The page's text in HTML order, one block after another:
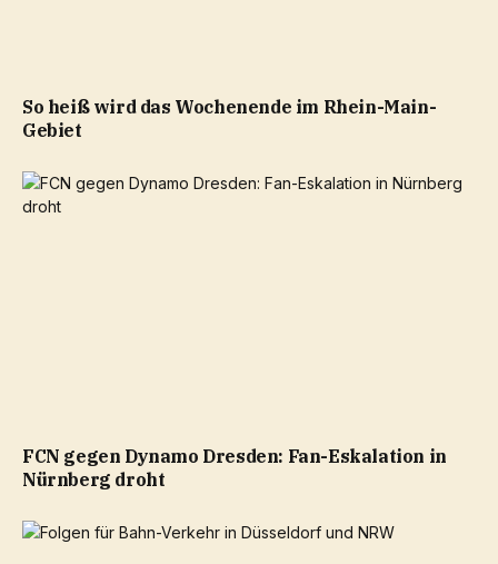
So heiß wird das Wochenende im Rhein-Main-
Gebiet
FCN gegen Dynamo Dresden: Fan-Eskalation in
Nürnberg droht